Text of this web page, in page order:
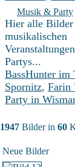
Musik & Party
Hier alle
musikalischen
Partys...
BassHunter im
Spornitz, Farin
Party in
1947 Bilder in 60
Neue Bilder